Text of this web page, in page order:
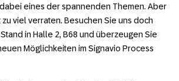
eines der spannenden Themen. Aber
viel verraten. Besuchen Sie uns doch
in Halle 2, B68 und überzeugen Sie
Möglichkeiten im Signavio Process